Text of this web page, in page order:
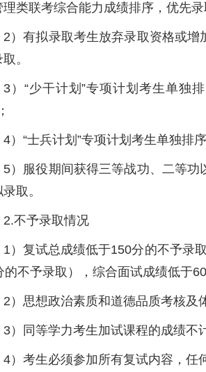
理类联考综合能力成绩排序，优先
2）有拟录取考生放弃录取资格或
。
3）“少干计划”专项计划考生单独
4）“士兵计划”专项计划考生单独排
5）服役期间获得三等战功、二等
取。
2.不予录取情况
1）复试总成绩低于150分的不予录
的不予录取），综合面试成绩低于
2）思想政治素质和道德品质考核及
3）同等学力考生加试课程的成绩不
4）考生必须参加所有复试内容，任